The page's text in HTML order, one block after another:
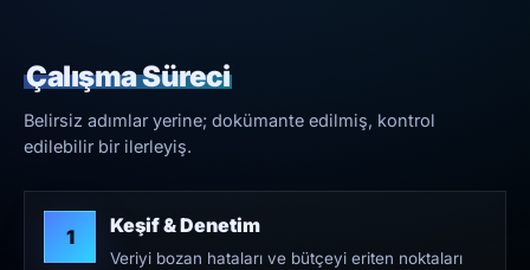
Çalışma Süreci
Belirsiz adımlar yerine; dokümante edilmiş, kontrol
edilebilir bir ilerleyiş.
1 Keşif & Denetim
Veriyi bozan hataları ve bütçeyi eriten noktaları